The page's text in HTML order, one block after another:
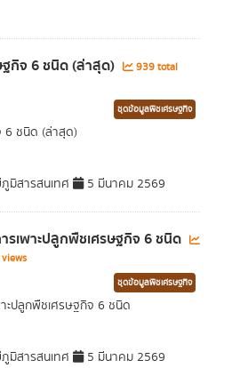
กิจ 6 ชนิด (ล่าสุด)
939 total
ชุดข้อมูลพืชเศรษฐกิจ
ชนิด (ล่าสุด)
มิสารสนเทศ 5 มีนาคม 2569
รเพาะปลูกพืชเศรษฐกิจ 6 ชนิด
ชุดข้อมูลพืชเศรษฐกิจ
ะปลูกพืชเศรษฐกิจ 6 ชนิด
มิสารสนเทศ 5 มีนาคม 2569